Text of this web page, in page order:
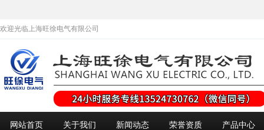
欢迎光临上海旺徐电气有限公司
网站首页 关于我们 新闻动态 荣誉资质 产品中心